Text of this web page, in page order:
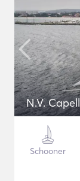
N.V.
Schooner